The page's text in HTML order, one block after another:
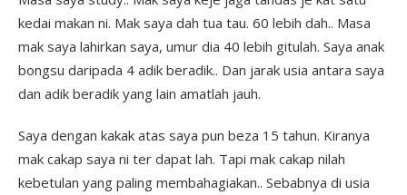
kedai makan ni. Mak saya dah tua tau. 60 lebih dah.. Masa
mak saya lahirkan saya, umur dia 40 lebih gitulah. Saya anak
bongsu daripada 4 adik beradik.. Dan jarak usia antara saya
dan adik beradik yang lain amatlah jauh.
Saya dengan kakak atas saya pun beza 15 tahun. Kiranya
mak cakap saya ni ter dapat lah. Tapi mak cakap nilah
kebetulan yang paling membahagiakan.. Sebabnya di usia